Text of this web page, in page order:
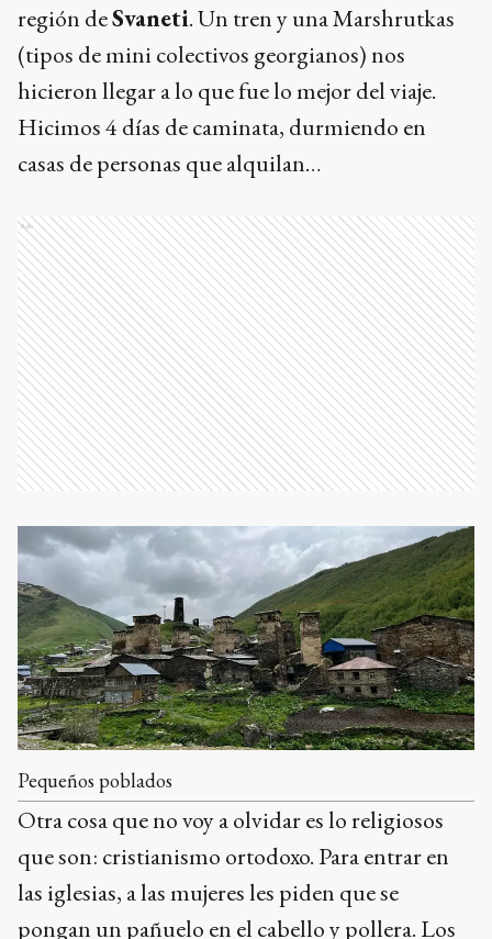
región deSvaneti. Un tren y una Marshrutkas
(tipos de mini colectivos georgianos) nos
hicieron llegar a lo que fue lo mejor del viaje.
Hicimos 4 días de caminata, durmiendo en
casas de personas que alquilan…
Ads
Pequeños poblados
Otra cosa que no voy a olvidar es lo religiosos
que son: cristianismo ortodoxo. Para entrar en
las iglesias, a las mujeres les piden que se
pongan un pañuelo en el cabello y pollera. Los